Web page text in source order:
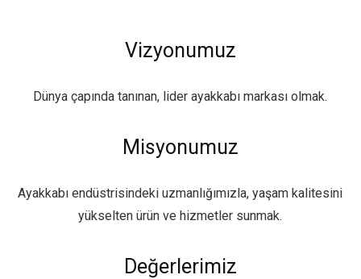
Vizyonumuz
Dünya çapında tanınan, lider ayakkabı markası olmak.
Misyonumuz
Ayakkabı endüstrisindeki uzmanlığımızla, yaşam kalitesini
yükselten ürün ve hizmetler sunmak.
Değerlerimiz